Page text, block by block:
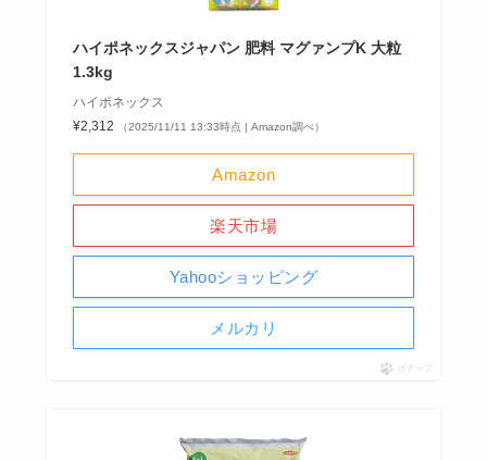
ハイポネックスジャパン 肥料 マグァンプK 大粒
1.3kg
ハイポネックス
¥2,312
（2025/11/11 13:33時点 | Amazon調べ）
Amazon
楽天市場
Yahooショッピング
メルカリ
ポチップ